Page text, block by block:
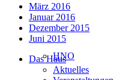
HNO
März 2016
Januar 2016
Dezember 2015
Juni 2015
Das Haus
Aktuelles